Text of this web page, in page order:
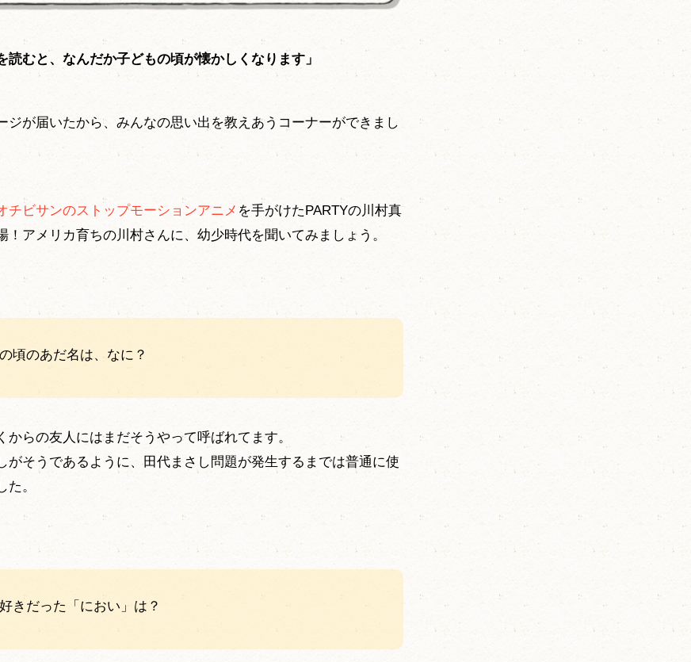
読むと、なんだか子どもの頃が懐かしくなります」
ジが届いたから、みんなの思い出を教えあうコーナーができまし
チビサンのストップモーションアニメ を手がけたPARTYの川村真
！アメリカ育ちの川村さんに、幼少時代を聞いてみましょう。
頃のあだ名は、なに？
からの友人にはまだそうやって呼ばれてます。
がそうであるように、田代まさし問題が発生するまでは普通に使
。
きだった「におい」は？